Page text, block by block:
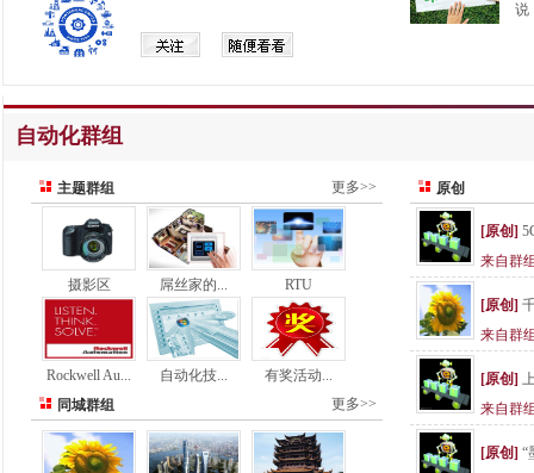
说
自动化群组
更多>>
主题群组
摄影区 屌丝家的... RTU
Rockwell Au... 自动化技...
有奖活动...
更多>>
同城群组
原创
[原创]
来自群
[原创]
来自群
[原创]
来自群
[原创] “